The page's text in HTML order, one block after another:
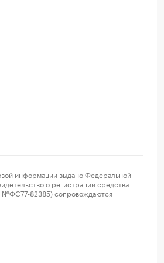
информации выдано Федеральной
о регистрации средства
№ФС77-82385) сопровождаются